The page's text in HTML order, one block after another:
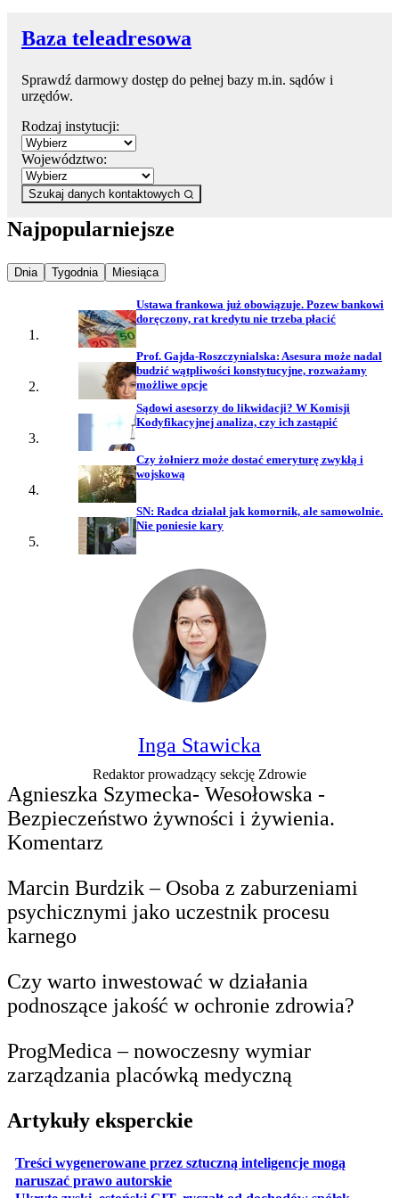
Baza teleadresowa
Sprawdź darmowy dostęp do pełnej bazy m.in. sądów i
urzędów.
Rodzaj instytucji:
Województwo:
Szukaj danych kontaktowych
Najpopularniejsze
Najpopularniejsze wiadomości z
Dnia Najpopularniejsze wiadomości z
Tygodnia Najpopularniejsze wiadomości z
Miesiąca
Ustawa frankowa już obowiązuje. Pozew bankowi
doręczony, rat kredytu nie trzeba płacić
Prof. Gajda-Roszczynialska: Asesura może nadal
budzić wątpliwości konstytucyjne, rozważamy
możliwe opcje
Sądowi asesorzy do likwidacji? W Komisji
Kodyfikacyjnej analiza, czy ich zastąpić
Czy żołnierz może dostać emeryturę zwykłą i
wojskową
SN: Radca działał jak komornik, ale samowolnie.
Nie poniesie kary
Inga Stawicka
Redaktor prowadzący sekcję Zdrowie
Agnieszka Szymecka- Wesołowska -
Bezpieczeństwo żywności i żywienia.
Komentarz
Marcin Burdzik – Osoba z zaburzeniami
psychicznymi jako uczestnik procesu
karnego
Czy warto inwestować w działania
podnoszące jakość w ochronie zdrowia?
ProgMedica – nowoczesny wymiar
zarządzania placówką medyczną
Artykuły eksperckie
Treści wygenerowane przez sztuczną inteligencje mogą
naruszać prawo autorskieotwiera się w nowej karcie